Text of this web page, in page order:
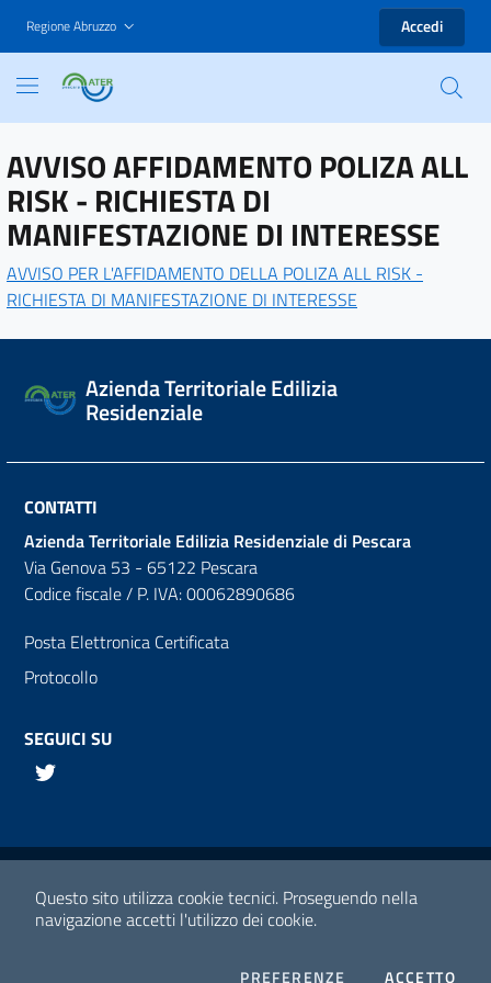
Regione Abruzzo Accedi
AVVISO AFFIDAMENTO POLIZA ALL
RISK - RICHIESTA DI
MANIFESTAZIONE DI INTERESSE
AVVISO PER L'AFFIDAMENTO DELLA POLIZA ALL RISK -
RICHIESTA DI MANIFESTAZIONE DI INTERESSE
Azienda Territoriale Edilizia
Residenziale
CONTATTI
Azienda Territoriale Edilizia Residenziale di Pescara
Via Genova 53 - 65122 Pescara
Codice fiscale / P. IVA: 00062890686
Posta Elettronica Certificata
Protocollo
SEGUICI SU
Links utili
Media policy
Note legali
Questo sito utilizza cookie tecnici. Proseguendo nella
navigazione accetti l'utilizzo dei cookie.
PREFERENZE COOKIESACCETTO